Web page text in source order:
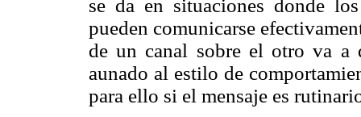
se da en situaciones donde
pueden comunicarse
de un canal sobre el otro va a
aunado al estilo de
para ello si el mensaje es